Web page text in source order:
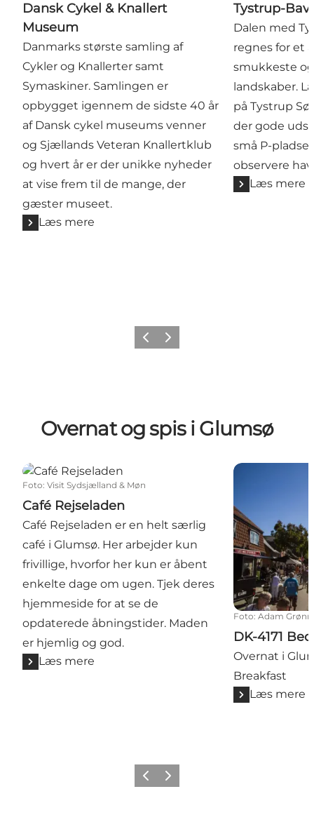
Dansk Cykel & Knallert
Museum
Danmarks største samling af
Cykler og Knallerter samt
Symaskiner. Samlingen er
opbygget igennem de sidste 40 år
af Dansk cykel museums venner
og Sjællands Veteran Knallertklub
og hvert år er der unikke nyheder
at vise frem til de mange, der
gæster museet.
Læs mere
Tystrup-
Dalen med
regnes for et
smukkeste
landskaber.
på Tystrup
der gode
små P-
observere
Læs mere
ForrigeNæste
Overnat og spis i Glumsø
Café Rejseladen
Foto: Visit Sydsjælland & Møn
Café Rejseladen
Café Rejseladen er en helt særlig
café i Glumsø. Her arbejder kun
frivillige, hvorfor her kun er åbent
enkelte dage om ugen. Tjek deres
hjemmeside for at se de
opdaterede åbningstider. Maden
er hjemlig og god.
Læs mere
DK-4171 Bed
Foto: Adam
DK-4171
Overnat i
Breakfast
Læs mere
ForrigeNæste